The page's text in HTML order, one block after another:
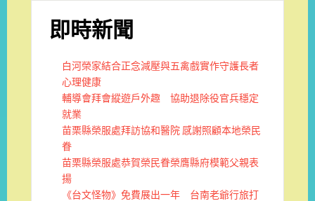
即時新聞
白河榮家結合正念減壓與五禽戲實作守護長者
心理健康
輔導會拜會縱遊戶外趣 協助退除役官兵穩定
就業
苗栗縣榮服處拜訪協和醫院 感謝照顧本地榮民
眷
苗栗縣榮服處恭賀榮民眷榮膺縣府模範父親表
揚
《台文怪物》免費展出一年 台南老爺行旅打